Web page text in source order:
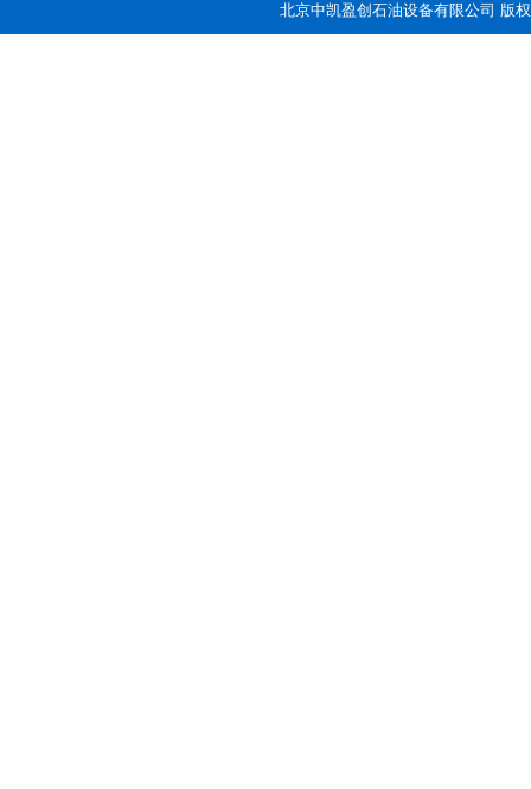
北京中凯盈创石油设备有限公司 版